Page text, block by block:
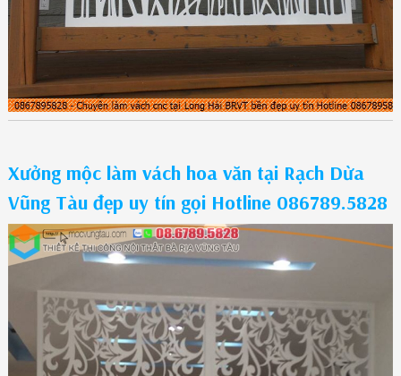
Xưởng mộc làm vách hoa văn tại Rạch Dừa
Vũng Tàu đẹp uy tín gọi Hotline 086789.5828